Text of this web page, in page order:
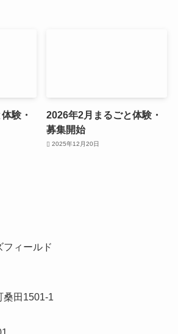
験・
2026年2月まるごと体験・
募集開始
2025年12月20日
フィールド
桑田1501-1